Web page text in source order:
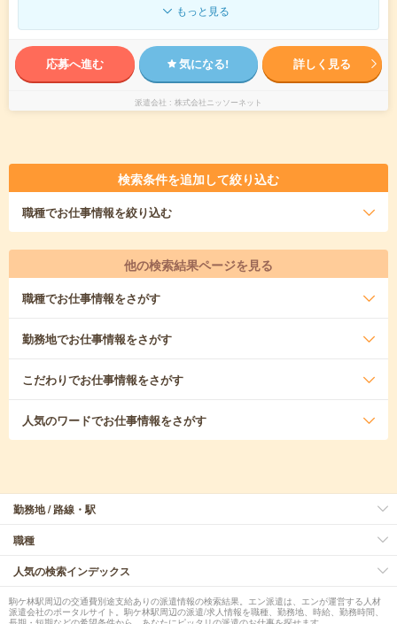
もっと見る
応募へ進む 気になる! 詳しく見る
派遣会社 株式会社ニッソーネット
検索条件を追加して絞り込む
職種でお仕事情報を絞り込む
他の検索結果ページを見る
職種でお仕事情報をさがす
勤務地でお仕事情報をさがす
こだわりでお仕事情報をさがす
人気のワードでお仕事情報をさがす
勤務地 / 路線・駅
職種
人気の検索インデックス
駒ケ林駅周辺の交通費別途支給ありの派遣情報の検索結果。エン派遣は、エンが運営する人材
派遣会社のポータルサイト。駒ケ林駅周辺の派遣/求人情報を職種、勤務地、時給、勤務時間、